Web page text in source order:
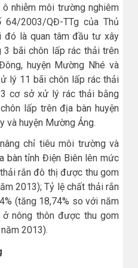
nhiễm môi trường nghiêm
2003/QĐ-TTg của Thủ
đó là quan tâm đầu tư xây
bãi chôn lấp rác thải trên
huyện Mường Nhé và
lý 11 bãi chôn lấp rác thải
cơ sở xử lý rác thải bằng
lấp trên địa bàn huyện
và huyện Mường Ảng.
chỉ tiêu môi trường và
bàn tỉnh Điện Biên lên mức
rắn đô thị được thu gom
2013); Tỷ lệ chất thải rắn
(tăng 18,74% so với năm
nông thôn được thu gom
2013).